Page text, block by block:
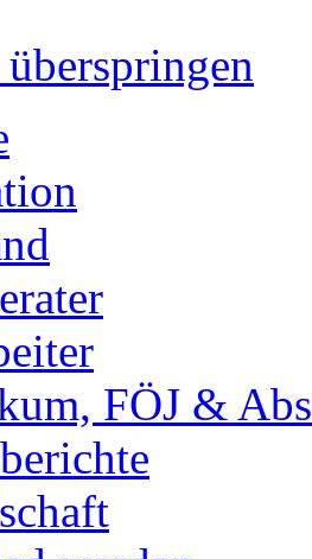
FÖJ &